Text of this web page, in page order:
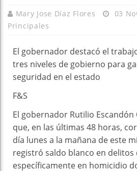
Mary Jose Díaz Flores 03
Principales
El gobernador destacó el
tres niveles de gobierno para
seguridad en el estado
F&S
El gobernador Rutilio
que, en las últimas 48 horas,
día lunes a la mañana de este
registró saldo blanco en delitos
específicamente en homicidio